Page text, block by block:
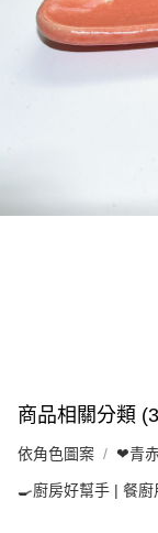
商品相關分類
依角色圖案 ❤青
🍳廚房好幫手 | 餐廚